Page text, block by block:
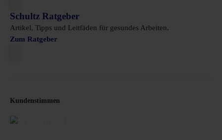
Schultz Ratgeber
Artikel, Tipps und Leitfäden für gesundes Arbeiten.
Zum Ratgeber
Kundenstimmen